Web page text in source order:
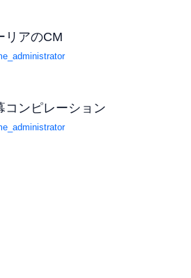
リアのCM
コンピレーション